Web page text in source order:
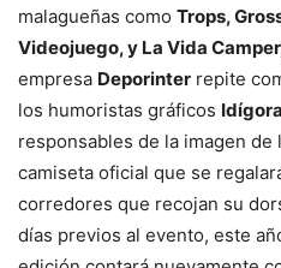
malagueñas como Trops,
Videojuego, y La Vida
empresa Deporinter repite
los humoristas gráficos
responsables de la imagen de
camiseta oficial que se
corredores que recojan su
días previos al evento, este